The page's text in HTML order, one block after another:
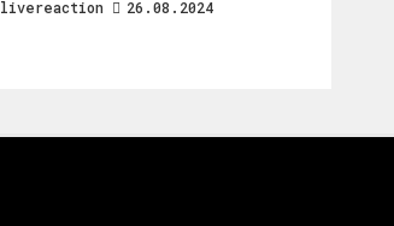
livereaction 26.08.2024